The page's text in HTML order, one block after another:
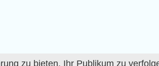
zu bieten, Ihr Publikum zu